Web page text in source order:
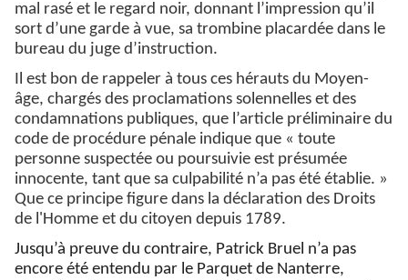
mal rasé et le regard noir, donnant l’impression qu’il
sort d’une garde à vue, sa trombine placardée dans le
bureau du juge d’instruction.
Il est bon de rappeler à tous ces hérauts du Moyen-
âge, chargés des proclamations solennelles et des
condamnations publiques, que l’article préliminaire du
code de procédure pénale indique que « toute
personne suspectée ou poursuivie est présumée
innocente, tant que sa culpabilité n’a pas été établie. »
Que ce principe figure dans la déclaration des Droits
de l'Homme et du citoyen depuis 1789.
Jusqu’à preuve du contraire, Patrick Bruel n’a pas
encore été entendu par le Parquet de Nanterre,